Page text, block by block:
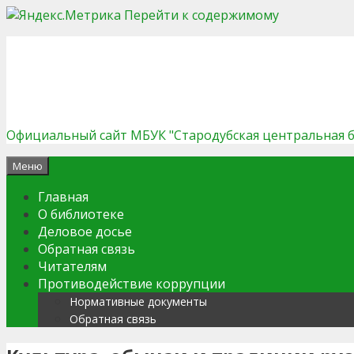
Перейти к содержимому
Официальный сайт МБУК "Стародубская центральная
Меню
Главная
О библиотеке
Деловое досье
Обратная связь
Читателям
Противодействие коррупции
Нормативные документы
Обратная связь